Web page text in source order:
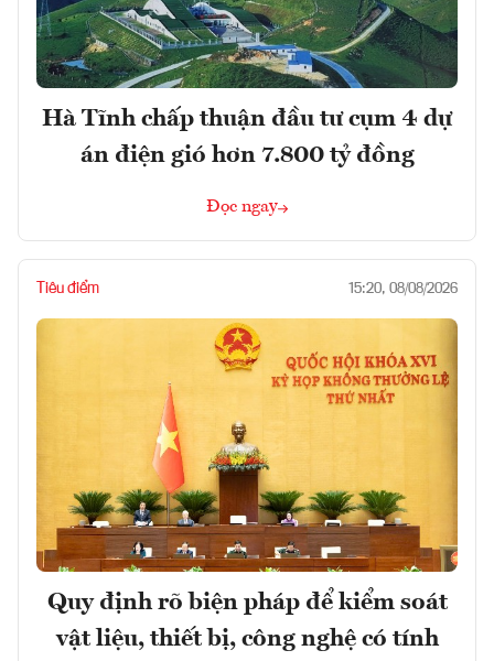
Hà Tĩnh chấp thuận đầu tư cụm 4 dự
án điện gió hơn 7.800 tỷ đồng
Đọc ngay
Tiêu điểm 15:20, 08/08/2026
Quy định rõ biện pháp để kiểm soát
vật liệu, thiết bị, công nghệ có tính